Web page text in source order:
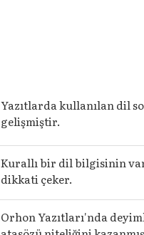
Yazıtlarda kullanılan dil
gelişmiştir.
Kurallı bir dil bilgisinin
dikkati çeker.
Orhon Yazıtları'nda